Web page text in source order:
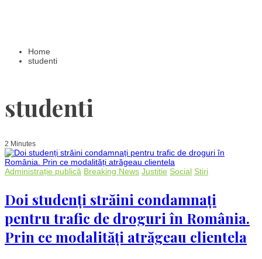
Home
studenti
studenti
2 Minutes
Administrație publică Breaking News Justitie Social Stiri
Doi studenți străini condamnați
pentru trafic de droguri în România.
Prin ce modalități atrăgeau clientela